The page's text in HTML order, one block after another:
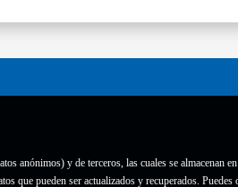
anónimos) y de terceros, las cuales se almacenan
que pueden ser actualizados y recuperados.